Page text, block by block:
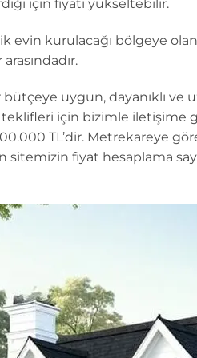
için fiyatı yükseltebilir.
evin kurulacağı bölgeye
uygun, dayanıklı
için bizimle iletişime
TL’dir. Metrekareye
sitemizin fiyat hesaplama